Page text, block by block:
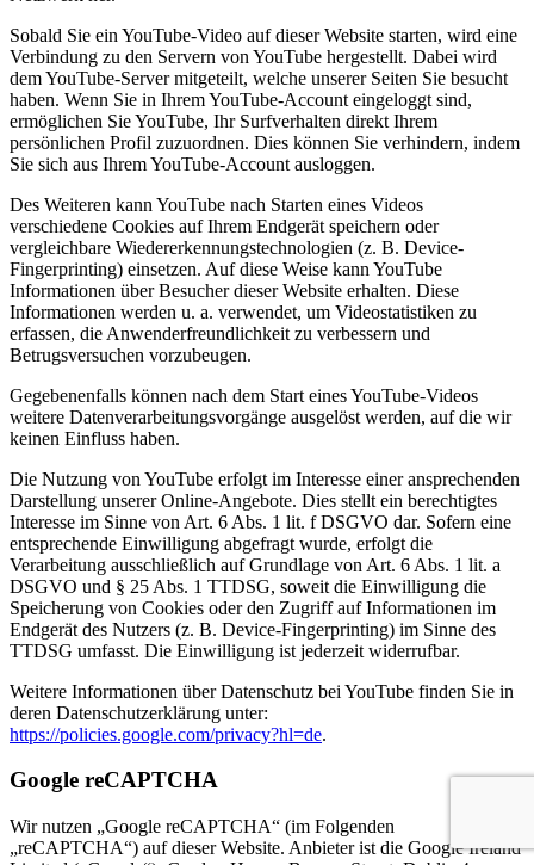
Sobald Sie ein YouTube-Video auf dieser Website starten, wird eine
Verbindung zu den Servern von YouTube hergestellt. Dabei wird
dem YouTube-Server mitgeteilt, welche unserer Seiten Sie besucht
haben. Wenn Sie in Ihrem YouTube-Account eingeloggt sind,
ermöglichen Sie YouTube, Ihr Surfverhalten direkt Ihrem
persönlichen Profil zuzuordnen. Dies können Sie verhindern, indem
Sie sich aus Ihrem YouTube-Account ausloggen.
Des Weiteren kann YouTube nach Starten eines Videos
verschiedene Cookies auf Ihrem Endgerät speichern oder
vergleichbare Wiedererkennungstechnologien (z. B. Device-
Fingerprinting) einsetzen. Auf diese Weise kann YouTube
Informationen über Besucher dieser Website erhalten. Diese
Informationen werden u. a. verwendet, um Videostatistiken zu
erfassen, die Anwenderfreundlichkeit zu verbessern und
Betrugsversuchen vorzubeugen.
Gegebenenfalls können nach dem Start eines YouTube-Videos
weitere Datenverarbeitungsvorgänge ausgelöst werden, auf die wir
keinen Einfluss haben.
Die Nutzung von YouTube erfolgt im Interesse einer ansprechenden
Darstellung unserer Online-Angebote. Dies stellt ein berechtigtes
Interesse im Sinne von Art. 6 Abs. 1 lit. f DSGVO dar. Sofern eine
entsprechende Einwilligung abgefragt wurde, erfolgt die
Verarbeitung ausschließlich auf Grundlage von Art. 6 Abs. 1 lit. a
DSGVO und § 25 Abs. 1 TTDSG, soweit die Einwilligung die
Speicherung von Cookies oder den Zugriff auf Informationen im
Endgerät des Nutzers (z. B. Device-Fingerprinting) im Sinne des
TTDSG umfasst. Die Einwilligung ist jederzeit widerrufbar.
Weitere Informationen über Datenschutz bei YouTube finden Sie in
deren Datenschutzerklärung unter:
https://policies.google.com/privacy?hl=de.
Google reCAPTCHA
Wir nutzen „Google reCAPTCHA“ (im Folgenden
„reCAPTCHA“) auf dieser Website. Anbieter ist die Google Ireland